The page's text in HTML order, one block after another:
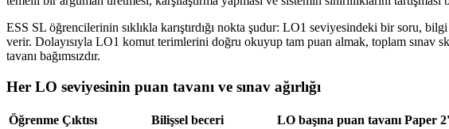
ESS SL öğrencilerinin sıklıkla karıştırdığı nokta şudur: LO1 seviyesindeki bir soru,
verir. Dolayısıyla LO1 komut terimlerini doğru okuyup tam puan almak, toplam
tavanı bağımsızdır.
Her LO seviyesinin puan tavanı ve sınav ağırlığı
Öğrenme Çıktısı Bilişsel beceri LO başına puan tavanı Paper